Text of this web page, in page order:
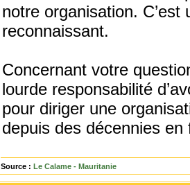
notre organisation.
reconnaissant.
Concernant votre
lourde responsabilité
pour diriger une
depuis des décennies
Source : Le Calame - Mauritanie